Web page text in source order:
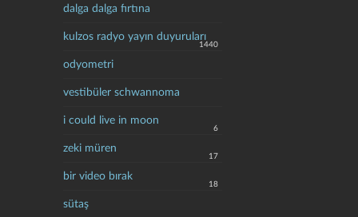
dalga dalga fırtına
kulzos radyo yayın duyuruları
1440
odyometri
vestibüler schwannoma
i could live in moon
6
zeki müren
17
bir video bırak
18
sütaş